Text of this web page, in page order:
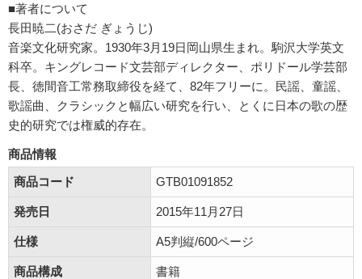
■著者について
長田暁二(おさだ ぎょうじ)
音楽文化研究家。1930年3月19日岡山県生まれ。駒沢大学英文
科卒。キングレコード文芸部ディレクター、ポリドール学芸部
長、徳間音工常務取締役を経て、82年フリーに。民謡、童謡、
歌謡曲、クラシックと幅広い研究を行い、とくに日本の歌の歴
史的研究では権威的存在。
商品情報
商品コード
GTB01091852
発売日 2015年11月27日
仕様 A5判縦/600ページ
商品構成 書籍